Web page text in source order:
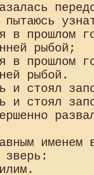
в прошлом
рыбой;
в прошлом
рыбой.
и стоял
и стоял
именем
зверь: